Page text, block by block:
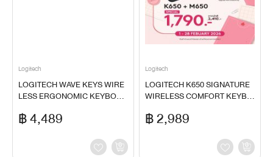
Logitech
LOGITECH WAVE KEYS WIRE
LESS ERGONOMIC KEYBOAR
ERGONOMIC MOUSE ( BLAC
฿ 4,489
Logitech
LOGITECH K650 SIGNATURE
WIRELESS COMFORT KEYBO
M650 WIRELESS MOUSE
฿ 2,989